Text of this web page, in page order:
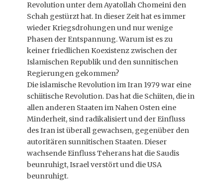
Revolution unter dem Ayatollah Chomeini den
Schah gestürzt hat. In dieser Zeit hat es immer
wieder Kriegsdrohungen und nur wenige
Phasen der Entspannung. Warum ist es zu
keiner friedlichen Koexistenz zwischen der
Islamischen Republik und den sunnitischen
Regierungen gekommen?
Die islamische Revolution im Iran 1979 war eine
schiitische Revolution. Das hat die Schiiten, die in
allen anderen Staaten im Nahen Osten eine
Minderheit, sind radikalisiert und der Einfluss
des Iran ist überall gewachsen, gegenüber den
autoritären sunnitischen Staaten. Dieser
wachsende Einfluss Teherans hat die Saudis
beunruhigt, Israel verstört und die USA
beunruhigt.